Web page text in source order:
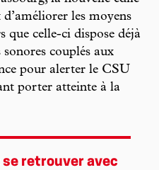
d’améliorer les moyens
que celle-ci dispose déjà
couplés aux
pour alerter le CSU
porter atteinte à la
se retrouver avec